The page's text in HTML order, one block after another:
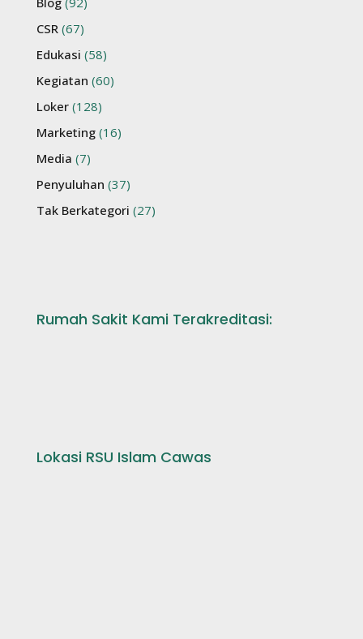
CSR (67)
Edukasi (58)
Kegiatan (60)
Loker (128)
Marketing (16)
Media (7)
Penyuluhan (37)
Tak Berkategori (27)
Rumah Sakit Kami Terakreditasi:
Lokasi RSU Islam Cawas